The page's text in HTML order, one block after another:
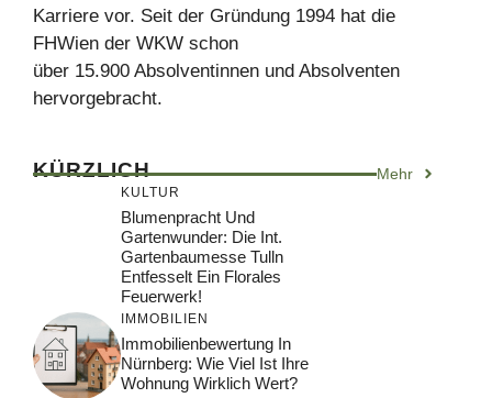
Karriere vor. Seit der Gründung 1994 hat die
FHWien der WKW schon
über 15.900 Absolventinnen und Absolventen
hervorgebracht.
KÜRZLICH Mehr
KULTUR
Blumenpracht Und
Gartenwunder: Die Int.
Gartenbaumesse Tulln
Entfesselt Ein Florales
Feuerwerk!
IMMOBILIEN
Immobilienbewertung In
Nürnberg: Wie Viel Ist Ihre
Wohnung Wirklich Wert?